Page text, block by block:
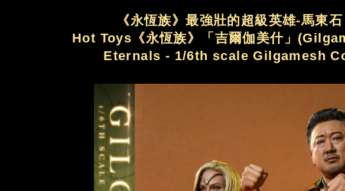
《永恆族》最強壯的超級英雄-馬東石
Hot Toys《永恆族》「吉爾伽美什」
Eternals - 1/6th scale Gilgamesh